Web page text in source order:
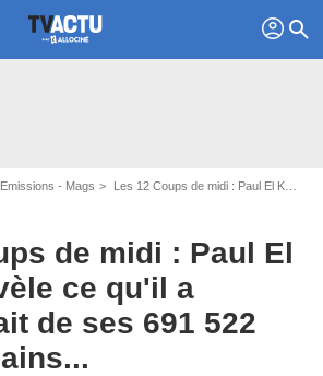
profil search
- Mags Les 12 Coups de midi : Paul El Kharrat révèle ce qu'il a vraiment fait de ses 691 522 euros de gains...
de midi : Paul El
ce qu'il a
de ses 691 522